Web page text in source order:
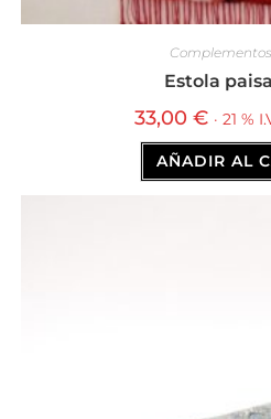
Complementos
Estola
33,00 € · 21 %
AÑADIR AL